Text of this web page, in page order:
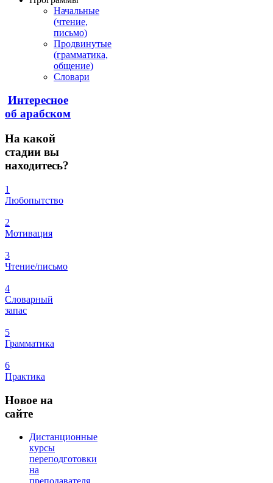
Начальные
(чтение,
письмо)
Продвинутые
(грамматика,
общение)
Словари
Интересное
об арабском
На какой
стадии вы
находитесь?
1
Любопытство
2
Мотивация
3
Чтение/письмо
4
Словарный
запас
5
Грамматика
6
Практика
Новое на
сайте
Дистанционные
курсы
переподготовки
на